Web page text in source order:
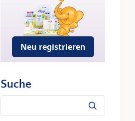
Neu registrieren
Suche